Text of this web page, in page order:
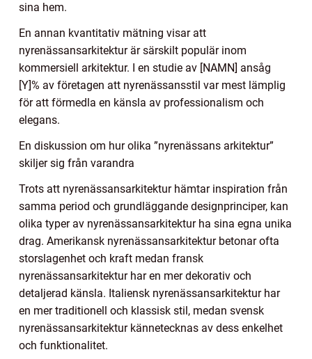
sina hem.
En annan kvantitativ mätning visar att
nyrenässansarkitektur är särskilt populär inom
kommersiell arkitektur. I en studie av [NAMN] ansåg
[Y]% av företagen att nyrenässansstil var mest lämplig
för att förmedla en känsla av professionalism och
elegans.
En diskussion om hur olika ”nyrenässans arkitektur”
skiljer sig från varandra
Trots att nyrenässansarkitektur hämtar inspiration från
samma period och grundläggande designprinciper, kan
olika typer av nyrenässansarkitektur ha sina egna unika
drag. Amerikansk nyrenässansarkitektur betonar ofta
storslagenhet och kraft medan fransk
nyrenässansarkitektur har en mer dekorativ och
detaljerad känsla. Italiensk nyrenässansarkitektur har
en mer traditionell och klassisk stil, medan svensk
nyrenässansarkitektur kännetecknas av dess enkelhet
och funktionalitet.